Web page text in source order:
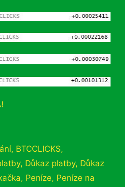
, BTCCLICKS,
, Důkaz platby, Důkaz
, Peníze, Peníze na